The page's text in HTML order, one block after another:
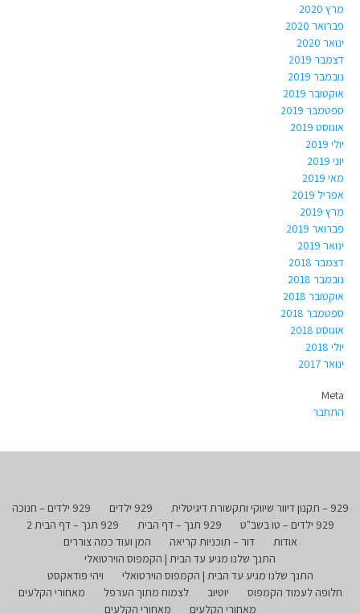
מרץ 2020
פברואר 2020
ינואר 2020
דצמבר 2019
נובמבר 2019
אוקטובר 2019
ספטמבר 2019
אוגוסט 2019
יולי 2019
יוני 2019
מאי 2019
אפריל 2019
מרץ 2019
פברואר 2019
ינואר 2019
דצמבר 2018
נובמבר 2018
אוקטובר 2018
ספטמבר 2018
אוגוסט 2018
יולי 2018
ינואר 2017
Meta
התחבר
929 – תקנון דיוור שיווקי ותקשורת דיגיטלית 929 ילדים
929 ילדים – חנוכה
929 ילדים – טו בשב"ט
929 תנך – דף הבית
929 תנך – דף הבית 2
אודות
דור – תוכניות קריאה
המן ועוד כמה צוררים
התנך שלנו מגיע עד הבית | הקמפוס הוירטואלי
התנך שלנו מגיע עד הבית | הקמפוס הוירטואלי
ויהי פודאקסט
חלופה לעמוד הקמפוס
יוטיוב לצמוח מתוך הערפל
מאחורי הקלעים
מאחורי הקלעים
מאחורי הקלעים